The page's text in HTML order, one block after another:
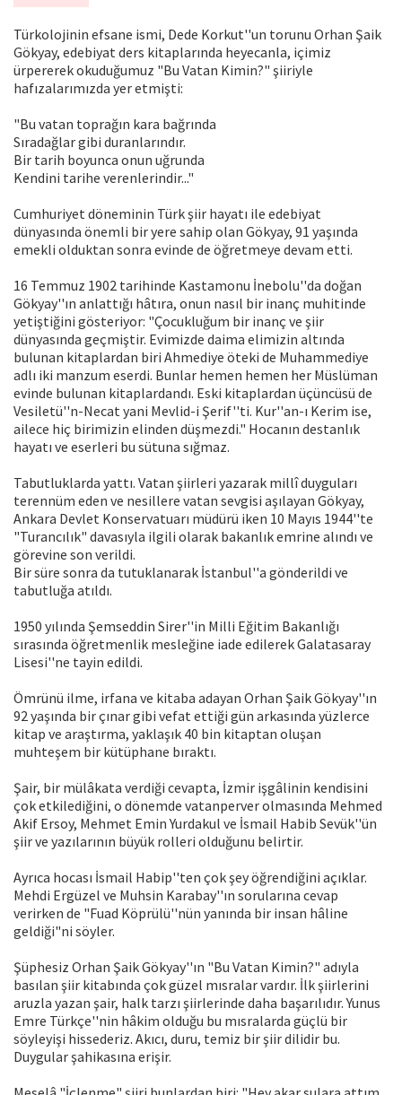
Türkolojinin efsane ismi, Dede Korkut''un torunu Orhan Şaik
Gökyay, edebiyat ders kitaplarında heyecanla, içimiz
ürpererek okuduğumuz "Bu Vatan Kimin?" şiiriyle
hafızalarımızda yer etmişti:
"Bu vatan toprağın kara bağrında
Sıradağlar gibi duranlarındır.
Bir tarih boyunca onun uğrunda
Kendini tarihe verenlerindir..."
Cumhuriyet döneminin Türk şiir hayatı ile edebiyat
dünyasında önemli bir yere sahip olan Gökyay, 91 yaşında
emekli olduktan sonra evinde de öğretmeye devam etti.
16 Temmuz 1902 tarihinde Kastamonu İnebolu''da doğan
Gökyay''ın anlattığı hâtıra, onun nasıl bir inanç muhitinde
yetiştiğini gösteriyor: "Çocukluğum bir inanç ve şiir
dünyasında geçmiştir. Evimizde daima elimizin altında
bulunan kitaplardan biri Ahmediye öteki de Muhammediye
adlı iki manzum eserdi. Bunlar hemen hemen her Müslüman
evinde bulunan kitaplardandı. Eski kitaplardan üçüncüsü de
Vesiletü''n-Necat yani Mevlid-i Şerif''ti. Kur''an-ı Kerim ise,
ailece hiç birimizin elinden düşmezdi." Hocanın destanlık
hayatı ve eserleri bu sütuna sığmaz.
Tabutluklarda yattı. Vatan şiirleri yazarak millî duyguları
terennüm eden ve nesillere vatan sevgisi aşılayan Gökyay,
Ankara Devlet Konservatuarı müdürü iken 10 Mayıs 1944''te
"Turancılık" davasıyla ilgili olarak bakanlık emrine alındı ve
görevine son verildi.
Bir süre sonra da tutuklanarak İstanbul''a gönderildi ve
tabutluğa atıldı.
1950 yılında Şemseddin Sirer''in Milli Eğitim Bakanlığı
sırasında öğretmenlik mesleğine iade edilerek Galatasaray
Lisesi''ne tayin edildi.
Ömrünü ilme, irfana ve kitaba adayan Orhan Şaik Gökyay''ın
92 yaşında bir çınar gibi vefat ettiği gün arkasında yüzlerce
kitap ve araştırma, yaklaşık 40 bin kitaptan oluşan
muhteşem bir kütüphane bıraktı.
Şair, bir mülâkata verdiği cevapta, İzmir işgâlinin kendisini
çok etkilediğini, o dönemde vatanperver olmasında Mehmed
Akif Ersoy, Mehmet Emin Yurdakul ve İsmail Habib Sevük''ün
şiir ve yazılarının büyük rolleri olduğunu belirtir.
Ayrıca hocası İsmail Habip''ten çok şey öğrendiğini açıklar.
Mehdi Ergüzel ve Muhsin Karabay''ın sorularına cevap
verirken de "Fuad Köprülü''nün yanında bir insan hâline
geldiği"ni söyler.
Şüphesiz Orhan Şaik Gökyay''ın "Bu Vatan Kimin?" adıyla
basılan şiir kitabında çok güzel mısralar vardır. İlk şiirlerini
aruzla yazan şair, halk tarzı şiirlerinde daha başarılıdır. Yunus
Emre Türkçe''nin hâkim olduğu bu mısralarda güçlü bir
söyleyişi hissederiz. Akıcı, duru, temiz bir şiir dilidir bu.
Duygular şahikasına erişir.